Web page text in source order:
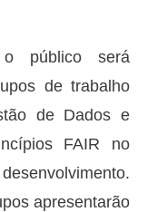
público será
de trabalho
de Dados e
FAIR no
apresentarão